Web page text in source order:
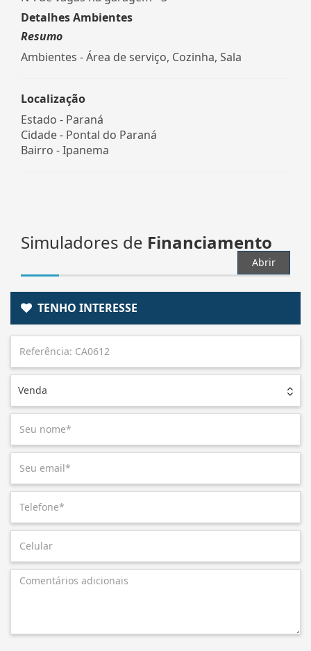
Detalhes Ambientes
Resumo
Ambientes - Área de serviço, Cozinha, Sala
Localização
Estado - Paraná
Cidade - Pontal do Paraná
Bairro -Ipanema
Simuladores de Financiamento
Abrir
TENHO INTERESSE
Venda